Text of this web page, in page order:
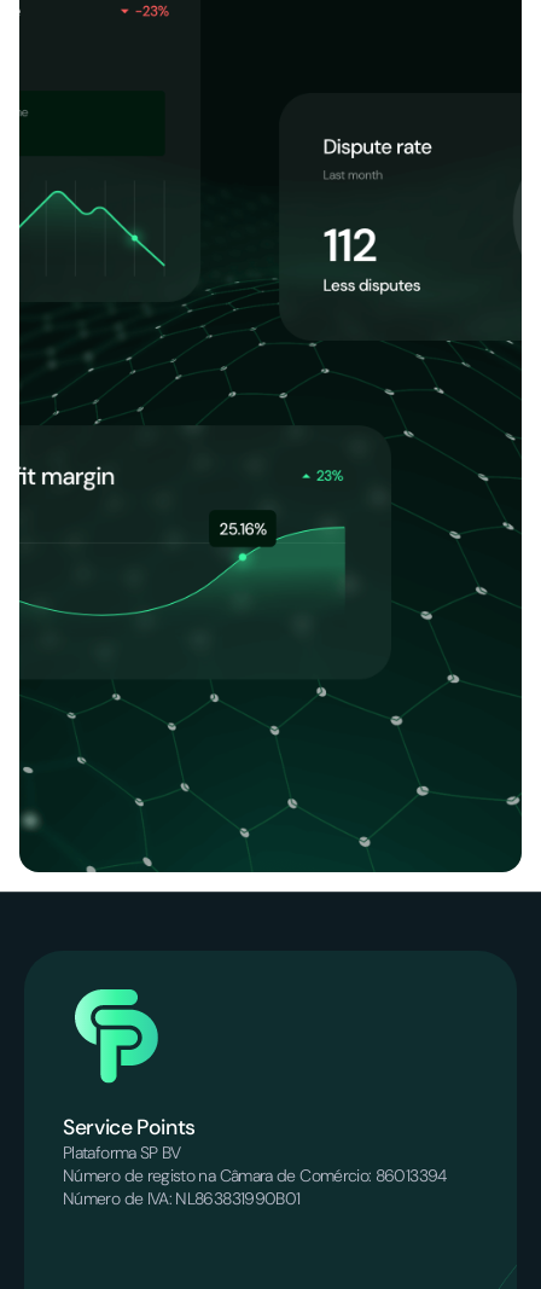
Service Points
Plataforma SP BV
Número de registo na Câmara de Comércio: 86013394
Número de IVA: NL863831990B01